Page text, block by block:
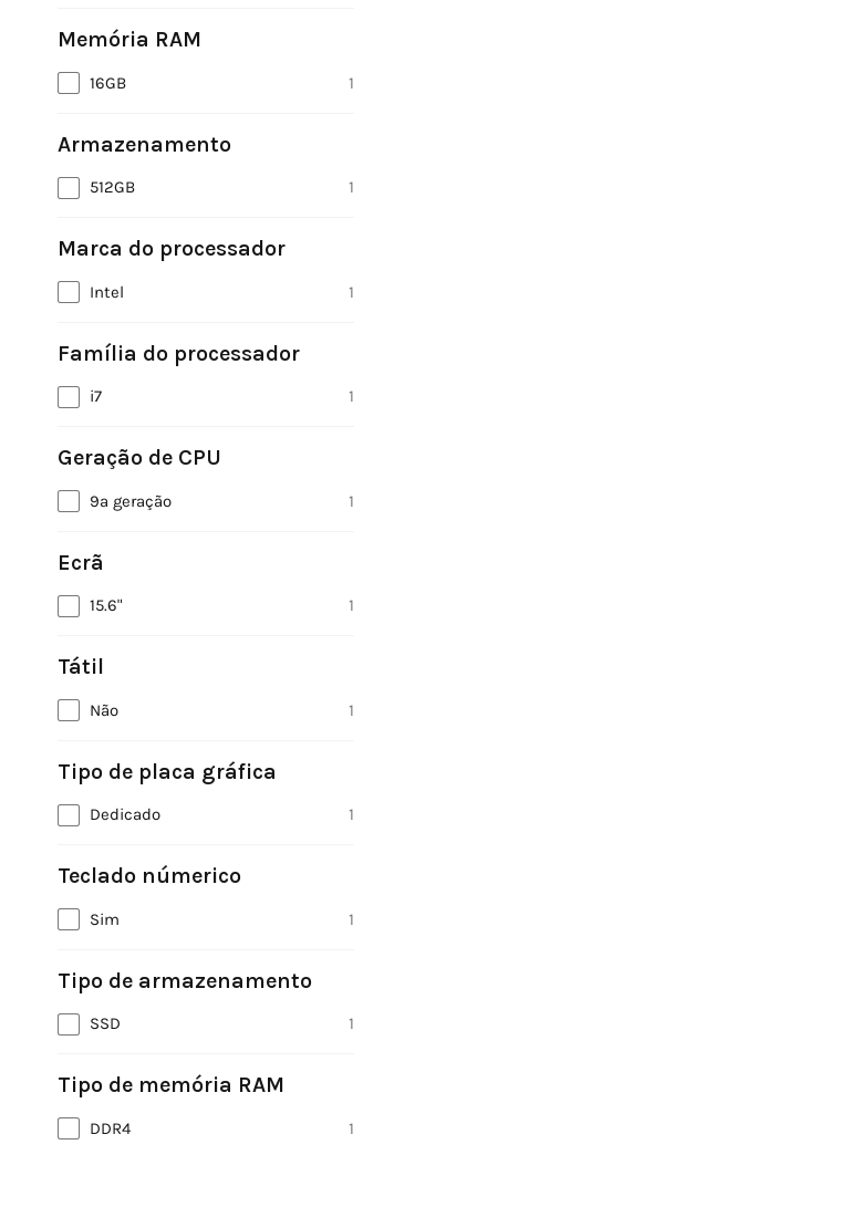
Memória RAM
16GB 1
Armazenamento
512GB 1
Marca do processador
Intel 1
Família do processador
i7 1
Geração de CPU
9ª geração 1
Ecrã
15.6" 1
Tátil
Não 1
Tipo de placa gráfica
Dedicado 1
Teclado númerico
Sim 1
Tipo de armazenamento
SSD 1
Tipo de memória RAM
DDR4 1